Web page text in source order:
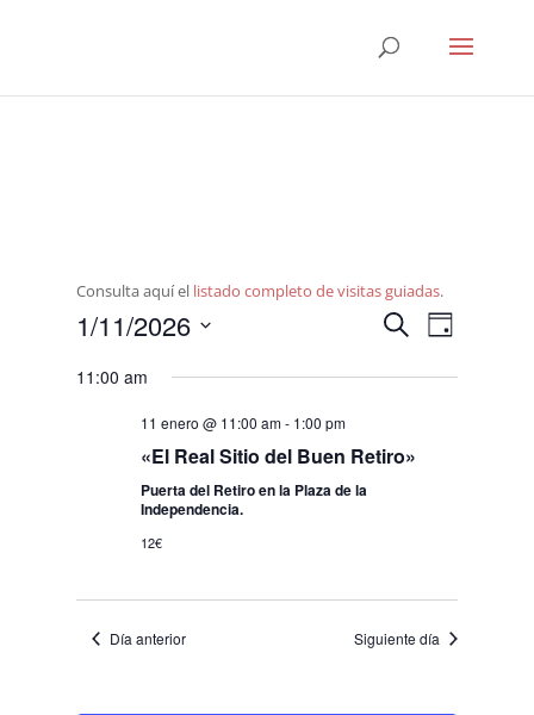
Consulta aquí el listado completo de visitas guiadas.
búsqueda
vistas
de
Buscar
de
vistas
Día
1/11/2026
fecha.
11:00 am
11 enero @ 11:00 am- 1:00 pm
«El Real Sitio del Buen Retiro»
Puerta del Retiro en la Plaza de la
Independencia.
12€
Día anterior Siguiente día